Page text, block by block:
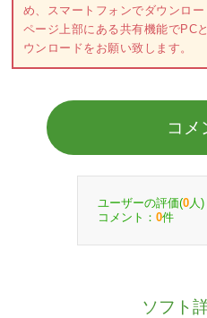
め、スマートフォンでダウンロー
ページ上部にある共有機能でPC
ウンロードをお願い致します。
コメ
ユーザーの評価(0 人)
コメント： 0件
ソフト